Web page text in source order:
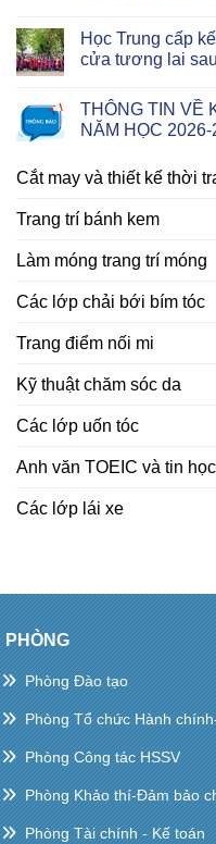
Học Trung cấp
cửa tương lai
THÔNG TIN VỀ
NĂM HỌC 2026-
Cắt may và thiết kế thời
Trang trí bánh kem
Làm móng trang trí móng
Các lớp chải bới bím tóc
Trang điểm nối mi
Kỹ thuật chăm sóc da
Các lớp uốn tóc
Anh văn TOEIC và tin
Các lớp lái xe
PHÒNG
Phòng Đào tạo
Phòng Tổ chức Hành
Phòng Công tác HSSV
Phòng Khảo thí-Đảm bảo
Phòng Tài chính - Kế toán